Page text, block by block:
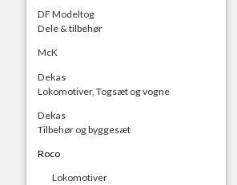
DF Modeltog
Dele & tilbehør
McK
Dekas
Lokomotiver, Togsæt og vogne
Dekas
Tilbehør og byggesæt
Roco
Lokomotiver